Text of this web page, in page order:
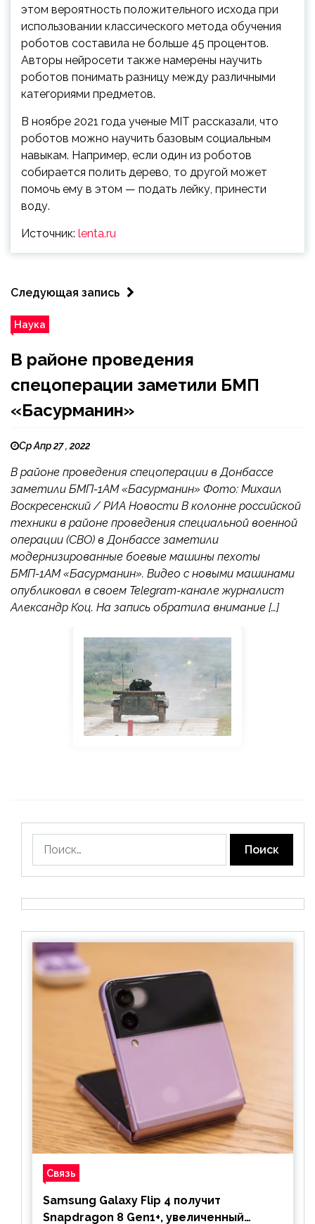
этом вероятность положительного исхода при
использовании классического метода обучения
роботов составила не больше 45 процентов.
Авторы нейросети также намерены научить
роботов понимать разницу между различными
категориями предметов.
В ноябре 2021 года ученые MIT рассказали, что
роботов можно научить базовым социальным
навыкам. Например, если один из роботов
собирается полить дерево, то другой может
помочь ему в этом — подать лейку, принести
воду.
Источник: lenta.ru
Следующая запись
Наука
В районе проведения
спецоперации заметили БМП
«Басурманин»
Ср Апр 27 , 2022
В районе проведения спецоперации в Донбассе
заметили БМП-1АМ «Басурманин» Фото: Михаил
Воскресенский / РИА Новости В колонне российской
техники в районе проведения специальной военной
операции (СВО) в Донбассе заметили
модернизированные боевые машины пехоты
БМП-1АМ «Басурманин». Видео с новыми машинами
опубликовал в своем Telegram-канале журналист
Александр Коц. На запись обратила внимание […]
Связь
Samsung Galaxy Flip 4 получит
Snapdragon 8 Gen1+, увеличенный